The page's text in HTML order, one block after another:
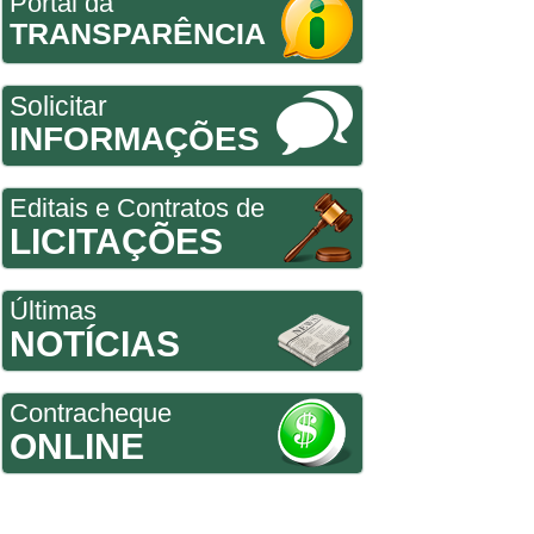
TRANSPARÊNCIA
Solicitar
INFORMAÇÕES
Editais e Contratos de
LICITAÇÕES
Últimas
NOTÍCIAS
Contracheque
ONLINE